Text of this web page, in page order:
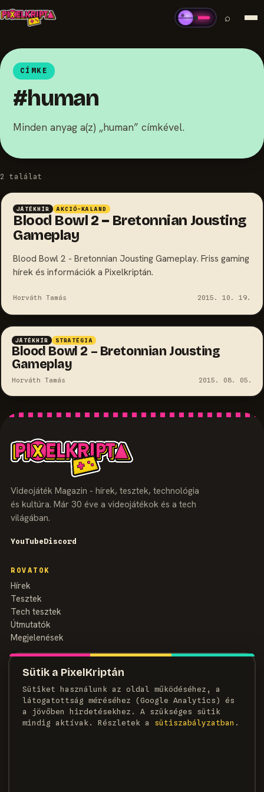
Sütik a PixelKriptán
Sütiket használunk az oldal működéséhez, a
látogatottság méréséhez (Google Analytics) és
a jövőben hirdetésekhez. A szükséges sütik
mindig aktívak. Részletek a
süti­szabályzatban .
⌕
CÍMKE
#human
Minden anyag a(z) „human” címkével.
2 találat
JÁTÉKHÍR AKCIÓ-KALAND
Blood Bowl 2 – Bretonnian Jousting
Gameplay
Blood Bowl 2 - Bretonnian Jousting Gameplay. Friss gaming
hírek és információk a Pixelkriptán.
Horváth Tamás 2015. 10. 19.
JÁTÉKHÍR STRATÉGIA
Blood Bowl 2 – Bretonnian Jousting
Gameplay
Horváth Tamás 2015. 08. 05.
Videojáték Magazin - hírek, tesztek, technológia
és kultúra. Már 30 éve a videojátékok és a tech
világában.
YouTubeDiscord
ROVATOK
Hírek
Tesztek
Tech tesztek
Útmutatók
Megjelenések
MAGAZIN
Szerzők
Médiaajánlat
Kapcsolat